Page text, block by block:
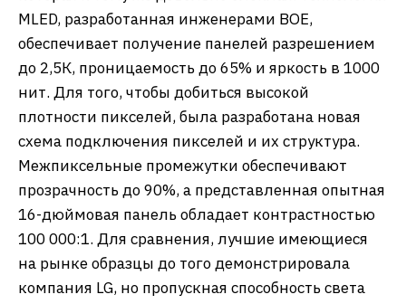
MLED, разработанная инженерами BOE,
обеспечивает получение панелей разрешением
до 2,5К, проницаемость до 65% и яркость в 1000
нит. Для того, чтобы добиться высокой
плотности пикселей, была разработана новая
схема подключения пикселей и их структура.
Межпиксельные промежутки обеспечивают
прозрачность до 90%, а представленная опытная
16-дюймовая панель обладает контрастностью
100 000:1. Для сравнения, лучшие имеющиеся
на рынке образцы до того демонстрировала
компания LG, но пропускная способность света